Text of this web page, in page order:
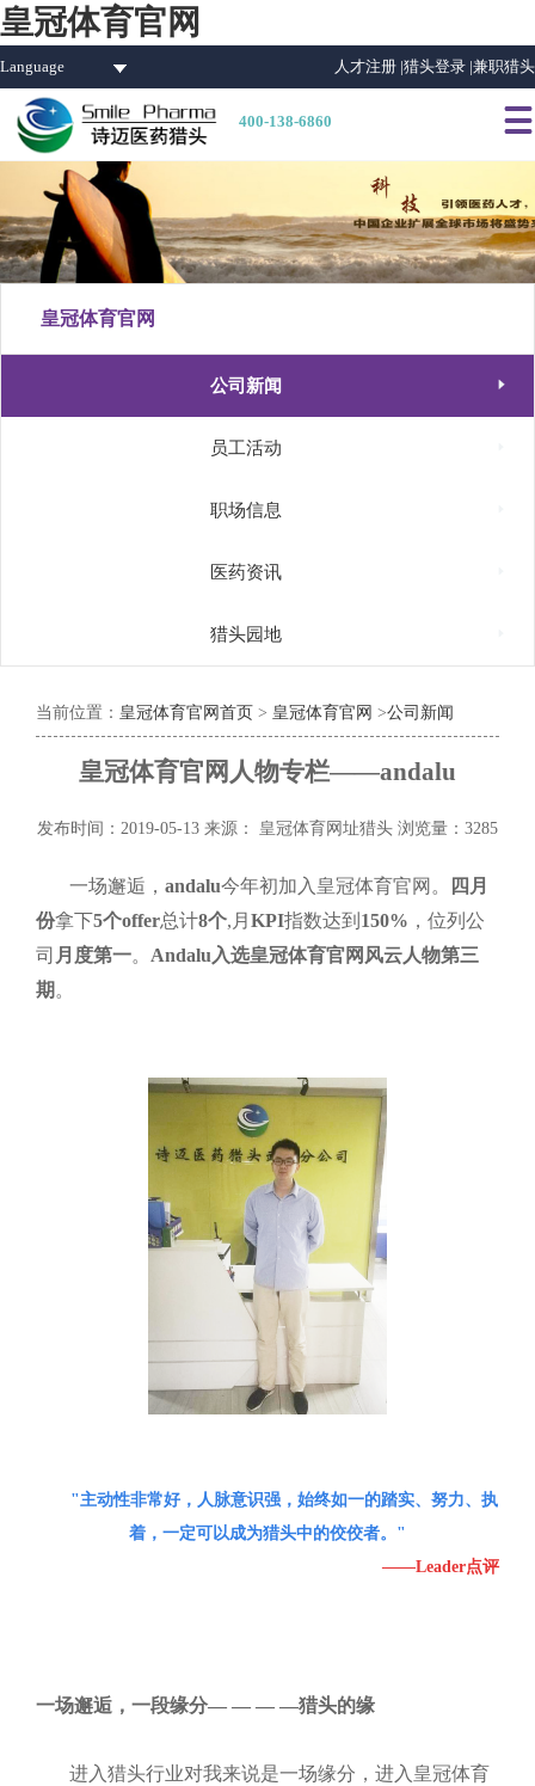
皇冠体育官网
Language 人才注册 |猎头登录 |兼职猎头
400-138-6860 
皇冠体育官网
公司新闻 
员工活动
职场信息
医药资讯
猎头园地
当前位置： 皇冠体育官网首页 > 皇冠体育官网 >公司新闻
皇冠体育官网人物专栏——andalu
发布时间：2019-05-13 来源： 皇冠体育网址猎头 浏览量：3285
一场邂逅， andalu今年初加入皇冠体育官网。
四月
份拿下5个offer总计8个,月 KPI指数达到 150% ，位列公
司 月度第一。 Andalu入选皇冠体育官网风云人物第三
期 。
"主动性非常好，人脉意识强，始终如一的踏实、努力、执
着，一定可以成为猎头中的佼佼者。"
——Leader点评
一场邂逅，一段缘分— — — —猎头的缘
进入猎头行业对我来说是一场缘分，进入皇冠体育